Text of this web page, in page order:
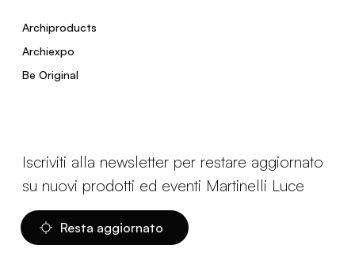
Archiproducts
Archiexpo
Be Original
Iscriviti alla newsletter per restare aggiornato
su nuovi prodotti ed eventi Martinelli Luce
Resta aggiornato